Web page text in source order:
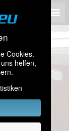
Cookies.
helfen,